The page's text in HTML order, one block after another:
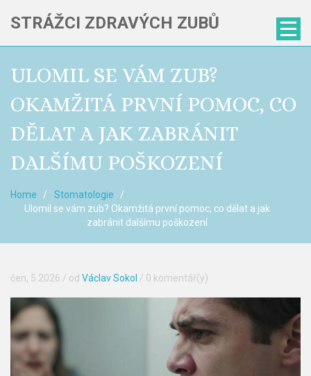
STRÁŽCI ZDRAVÝCH ZUBŮ
ULOMIL SE VÁM ZUB?
OKAMŽITÁ PRVNÍ POMOC, CO
DĚLAT A JAK ZABRÁNIT
DALŠÍMU POŠKOZENÍ
Home
Stomatologie
Ulomil se vám zub? Okamžitá první pomoc, co dělat a jak
zabránit dalšímu poškození
čen, 5 2026 / od Václav Sokol / 0 komentář(y)